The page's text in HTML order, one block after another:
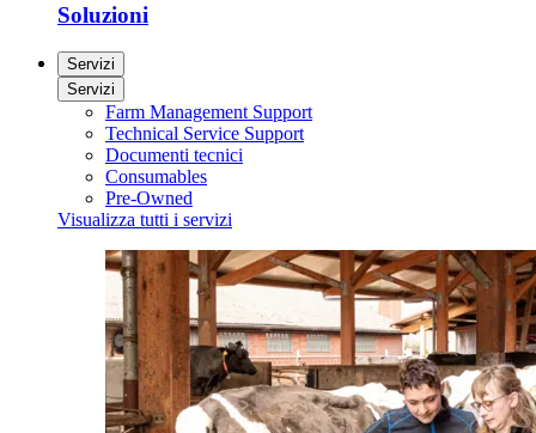
Soluzioni
Servizi
Servizi
Farm Management Support
Technical Service Support
Documenti tecnici
Consumables
Pre-Owned
Visualizza tutti i servizi